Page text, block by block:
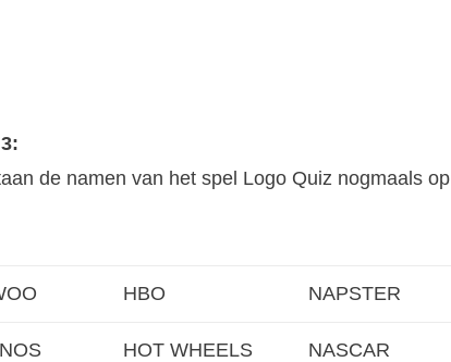
de namen van het spel Logo Quiz nogmaals op
HBO NAPSTER
HOT WHEELS NASCAR